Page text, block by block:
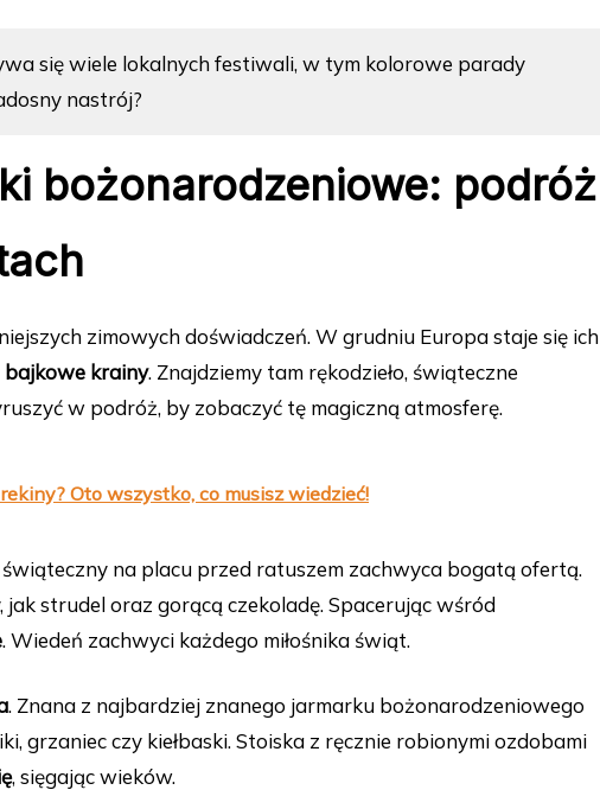
się wiele lokalnych festiwali, w tym kolorowe parady
nastrój?
bożonarodzeniowe: podróż
zimowych doświadczeń. W grudniu Europa staje się ich
bajkowe krainy. Znajdziemy tam rękodzieło, świąteczne
w podróż, by zobaczyć tę magiczną atmosferę.
Oto wszystko, co musisz wiedzieć!
świąteczny na placu przed ratuszem zachwyca bogatą ofertą.
strudel oraz gorącą czekoladę. Spacerując wśród
. Wiedeń zachwyci każdego miłośnika świąt.
. Znana z najbardziej znanego jarmarku bożonarodzeniowego
grzaniec czy kiełbaski. Stoiska z ręcznie robionymi ozdobami
, sięgając wieków.